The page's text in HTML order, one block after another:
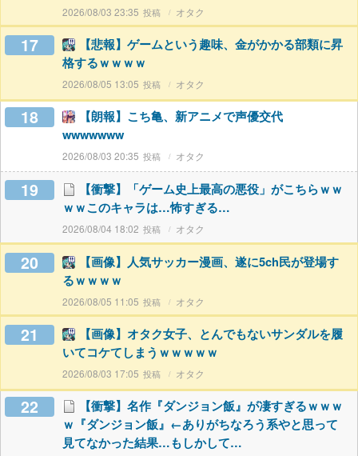
2026/08/03 23:35 オタク
17
【悲報】ゲームという趣味、金がかかる部類に昇
格するｗｗｗｗ
2026/08/05 13:05 オタク
18
【朗報】こち亀、新アニメで声優交代
wwwwwww
2026/08/03 20:35 オタク
19
【衝撃】「ゲーム史上最高の悪役」がこちらｗｗ
ｗｗこのキャラは…怖すぎる…
2026/08/04 18:02 オタク
20
【画像】人気サッカー漫画、遂に5ch民が登場す
るｗｗｗｗ
2026/08/05 11:05 オタク
21
【画像】オタク女子、とんでもないサンダルを履
いてコケてしまうｗｗｗｗｗ
2026/08/03 17:05 オタク
22
【衝撃】名作『ダンジョン飯』が凄すぎるｗｗｗ
ｗ『ダンジョン飯』←ありがちなろう系やと思って
見てなかった結果…もしかして…